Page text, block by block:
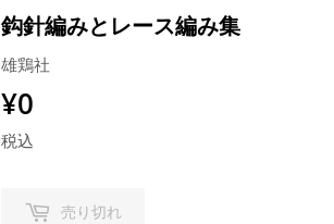
鈎針編みとレース編み集
雄鶏社
¥0
税込
売り切れ